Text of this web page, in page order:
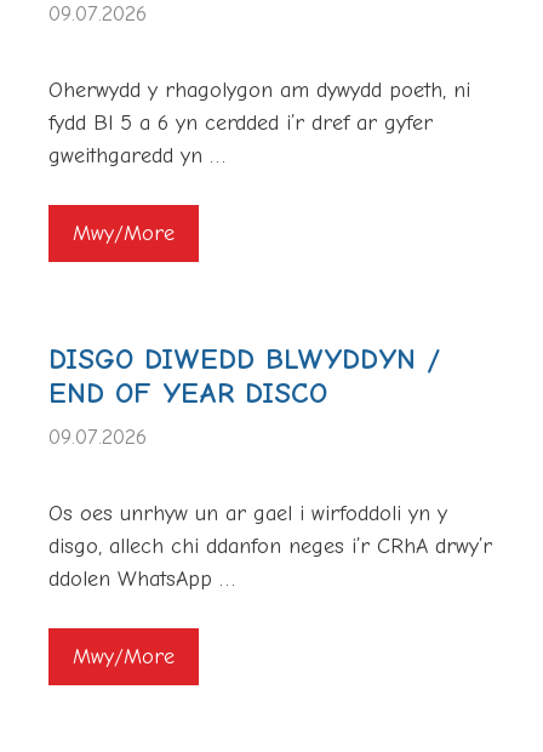
09.07.2026
Oherwydd y rhagolygon am dywydd poeth, ni
fydd Bl 5 a 6 yn cerdded i’r dref ar gyfer
gweithgaredd yn …
Mwy/More
DISGO DIWEDD BLWYDDYN /
END OF YEAR DISCO
09.07.2026
Os oes unrhyw un ar gael i wirfoddoli yn y
disgo, allech chi ddanfon neges i’r CRhA drwy’r
ddolen WhatsApp …
Mwy/More